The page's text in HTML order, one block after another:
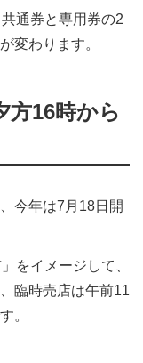
通券と専用券の2
変わります。
方16時から
今年は7月18日開
をイメージして、
臨時売店は午前11
。